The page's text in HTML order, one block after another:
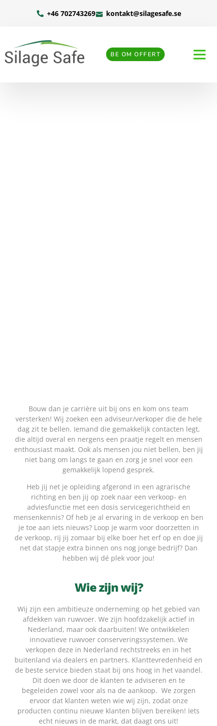
+46 702743269 kontakt@silagesafe.se
BE OM OFFERT
Bouw dan je carrière uit bij ons en kom ons team
versterken! Wij zoeken een adviseur/verkoper die de hele
dag zit te bellen. Iemand die gemakkelijk contacten legt,
die altijd overal en nergens een praatje regelt en mensen
enthousiast maakt. Ook als mensen jou niet bellen, ben jij
niet bang om langs te gaan en zorg je snel voor een
gemakkelijk lopend gesprek.
Heb jij net je opleiding afgerond in een agrarische
richting en ben jij op zoek naar een verkoop- en
adviesfunctie met een dosis servicegerichtheid en
mensenkennis? Of heb je al ervaring in de verkoop en ben
je toe aan iets nieuws? Loop je warm voor doorzetten in
de verkoop, rij jij zomaar bij elke boer het erf op en doe jij
net dat stapje extra binnen ons nog jonge bedrijf? Dan
hebben wij dé plek voor jou!
Wie zijn wij?
Wij zijn een ambitieuze onderneming op het gebied van
afdekken van ruwvoer. We zijn hoofdzakelijk actief in
Nederland, maar ook daarbuiten! We ontwikkelen
innovatieve ruwvoer conserveringssystemen. We
verkopen deze in Nederland rechtstreeks en in het
buitenland via dealers en partners. Klanttevredenheid en
de beste service bieden staat bij ons hoog in het vaandel.
Dit doen we door de klanten te adviseren en te
begeleiden zowel voor als na de aankoop. We zorgen
ervoor dat klanten weten wie wij zijn, zodat onze
producten continu nieuwe klanten blijven bereiken! Iets
echt nieuws in de markt, dat daagt ons uit!